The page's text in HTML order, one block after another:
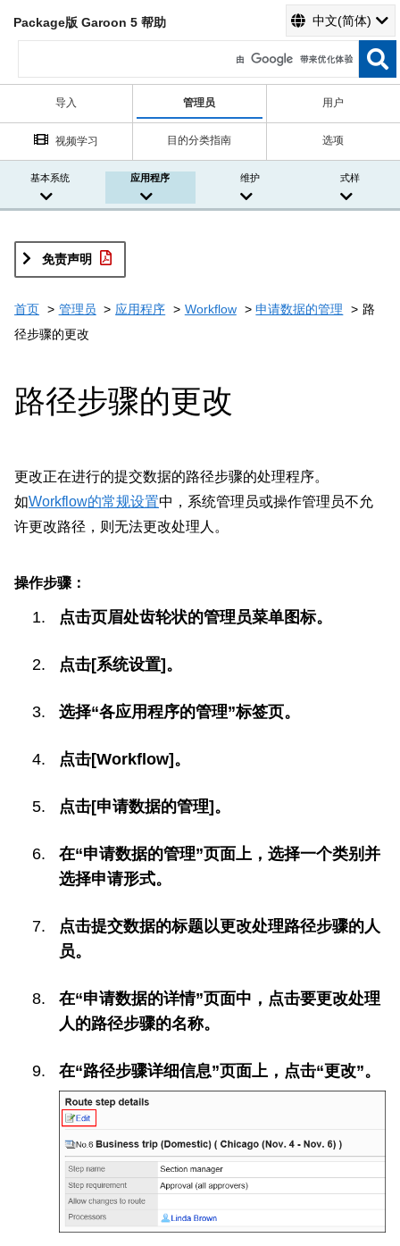
Package版 Garoon 5 帮助 中文(简体)
导入 管理员 用户
视频学习 目的分类指南 选项
基本系统 应用程序 维护 式样
免责声明
首页 管理员 应用程序 Workflow 申请数据的管理
路
径步骤的更改
路径步骤的更改
更改正在进行的提交数据的路径步骤的处理程序。
如Workflow的常规设置中，系统管理员或操作管理员不允
许更改路径，则无法更改处理人。
操作步骤：
点击页眉处齿轮状的管理员菜单图标。
点击[系统设置]。
选择“各应用程序的管理”标签页。
点击[Workflow]。
点击[申请数据的管理]。
在“申请数据的管理”页面上，选择一个类别并
选择申请形式。
点击提交数据的标题以更改处理路径步骤的人
员。
在“申请数据的详情”页面中，点击要更改处理
人的路径步骤的名称。
在“路径步骤详细信息”页面上，点击“更改”。